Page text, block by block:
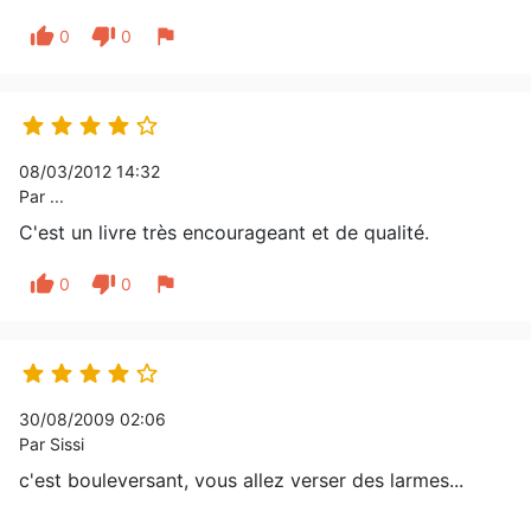
thumb_up 0 thumb_down 0 flag
    
08/03/2012 14:32
Par ...
C'est un livre très encourageant et de qualité.
thumb_up 0 thumb_down 0 flag
    
30/08/2009 02:06
Par Sissi
c'est bouleversant, vous allez verser des larmes...